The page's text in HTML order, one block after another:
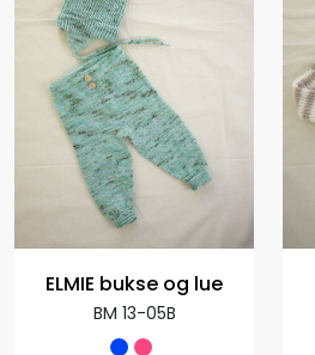
ELMIE bukse og lue
BM 13-05B